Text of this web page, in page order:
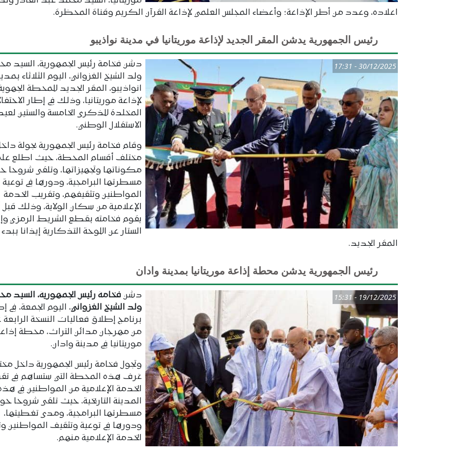
اعلاده، وعدد من أطر الإذاعة؛ وأعضاء المجلس العلمي لإذاعة القرآن الكريم وقناة المحظرة.
رئيس الجمهورية يدشن المقر الجديد لإذاعة موريتانيا في مدينة نواذيبو
30/12/2025 - 17:31
دشن فخامة رئيس الجمهورية، السيد
ولد الشيخ الغزواني، اليوم الثلاثاء
انواذيبو، المقر الجديد للمحطة
لإذاعة موريتانيا، وذلك في إطار
المخلدة للذكرى الخامسة والستين
الاستقلال الوطني.
وقام فخامة رئيس الجمهورية بجولة داخل
مختلف أقسام المحطة، حيث اطلع
مكوناتها وتجهيزاتها، وتلقى شروحا
مسطرتها البرامجية، ودورها في توعية
المواطنين وتثقيفهم، وتقريب الخدمة
الإعلامية من سكان الولاية، وذلك قبل
يقوم فخامته بقطع الشريط الرمزي
الستار عن اللوحة التذكارية إيذانا
المقر الجديد.
رئيس الجمهورية يدشن محطة إذاعة موريتانيا بمدينة وادان
19/12/2025 - 15:31 دشن فخامة رئيس الجمهورية، السيد
ولد الشيخ الغزواني، اليوم الجمعة، في
برنامج إطلاق فعاليات النسخة
من مهرجان مدائن التراث، محطة
موريتانيا في مدينة وادان.
وتجول فخامة رئيس الجمهورية داخل
غرف هذه المحطة التي ستساهم في
الخدمة الإعلامية من المواطنين في
المدينة التاريخية، حيث تلقى شروحا
مسطرتها البرامجية، ومدى تغطيتها،
ودورها في توعية وتثقيف المواطنين
الخدمة الإعلامية منهم.